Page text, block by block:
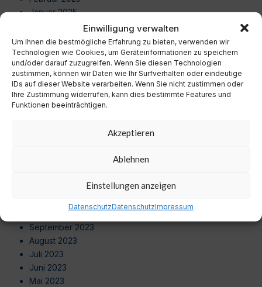
Einwilligung verwalten
Um Ihnen die bestmögliche Erfahrung zu bieten, verwenden wir
Technologien wie Cookies, um Geräteinformationen zu speichern
und/oder darauf zuzugreifen. Wenn Sie diesen Technologien
zustimmen, können wir Daten wie Ihr Surfverhalten oder eindeutige
IDs auf dieser Website verarbeiten. Wenn Sie nicht zustimmen oder
Ihre Zustimmung widerrufen, kann dies bestimmte Features und
Funktionen beeinträchtigen.
Akzeptieren
Ablehnen
Einstellungen anzeigen
DatenschutzDatenschutzImpressum
Januar 2025
Dezember 2024
November 2024
Oktober 2024
September 2024
August 2024
Juli 2024
Juni 2024
Dezember 2023
Oktober 2023
September 2023
August 2023
Juli 2023
Juni 2023
Mai 2023